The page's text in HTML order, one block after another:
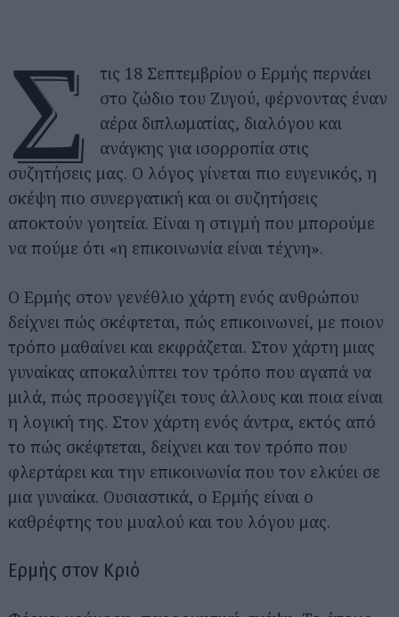
Σ
τις 18 Σεπτεμβρίου ο Ερμής περνάει
στο ζώδιο του Ζυγού, φέρνοντας έναν
αέρα διπλωματίας, διαλόγου και
ανάγκης για ισορροπία στις
συζητήσεις μας. Ο λόγος γίνεται πιο ευγενικός, η
σκέψη πιο συνεργατική και οι συζητήσεις
αποκτούν γοητεία. Είναι η στιγμή που μπορούμε
να πούμε ότι «η επικοινωνία είναι τέχνη».
Ο Ερμής στον γενέθλιο χάρτη ενός ανθρώπου
δείχνει πώς σκέφτεται, πώς επικοινωνεί, με ποιον
τρόπο μαθαίνει και εκφράζεται. Στον χάρτη μιας
γυναίκας αποκαλύπτει τον τρόπο που αγαπά να
μιλά, πώς προσεγγίζει τους άλλους και ποια είναι
η λογική της. Στον χάρτη ενός άντρα, εκτός από
το πώς σκέφτεται, δείχνει και τον τρόπο που
φλερτάρει και την επικοινωνία που τον ελκύει σε
μια γυναίκα. Ουσιαστικά, ο Ερμής είναι ο
καθρέφτης του μυαλού και του λόγου μας.
Ερμής στον Κριό